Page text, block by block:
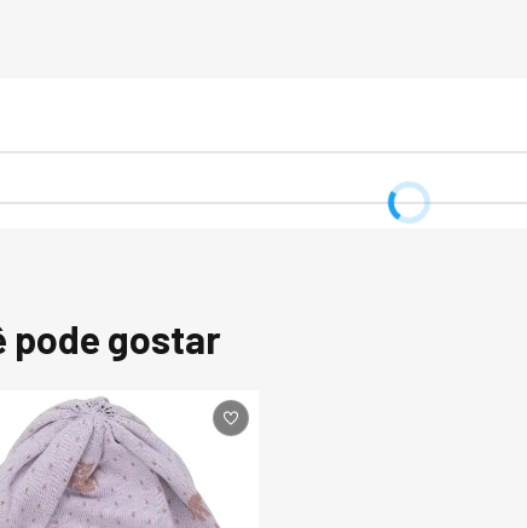
pode gostar